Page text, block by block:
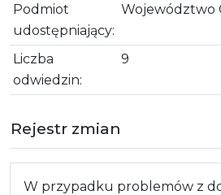
Podmiot
udostępniający:
Województwo
Liczba
odwiedzin:
9
Rejestr zmian
W przypadku problemów z